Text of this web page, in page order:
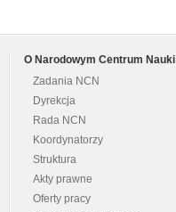
O Narodowym Centrum Nauki
Zadania NCN
Dyrekcja
Rada NCN
Koordynatorzy
Struktura
Akty prawne
Oferty pracy